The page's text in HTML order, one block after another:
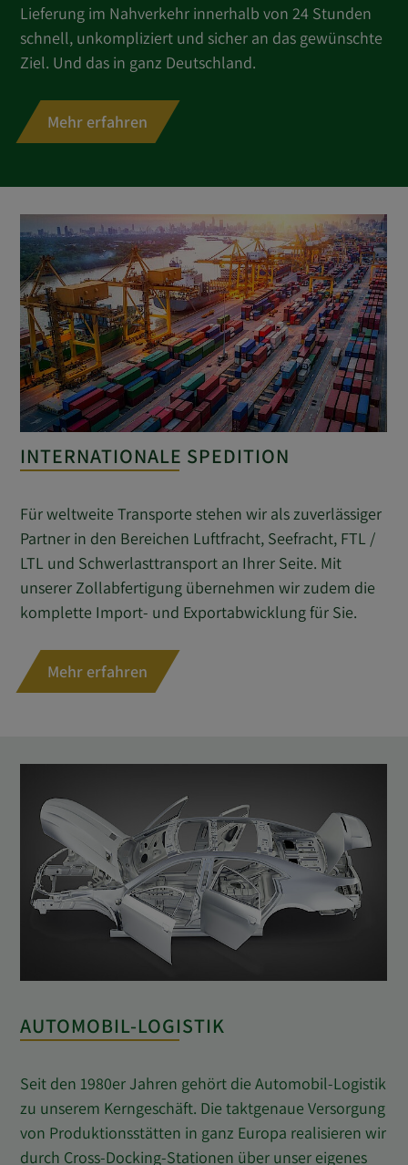
Lieferung im Nahverkehr innerhalb von 24 Stunden
schnell, unkompliziert und sicher an das gewünschte
Ziel. Und das in ganz Deutschland.
Mehr erfahren
INTERNATIONALE SPEDITION
Für weltweite Transporte stehen wir als zuverlässiger
Partner in den Bereichen Luftfracht, Seefracht, FTL /
LTL und Schwerlasttransport an Ihrer Seite. Mit
unserer Zollabfertigung übernehmen wir zudem die
komplette Import- und Exportabwicklung für Sie.
Mehr erfahren
AUTOMOBIL-LOGISTIK
Seit den 1980er Jahren gehört die Automobil-Logistik
zu unserem Kerngeschäft. Die taktgenaue Versorgung
von Produktionsstätten in ganz Europa realisieren wir
durch Cross-Docking-Stationen über unser eigenes